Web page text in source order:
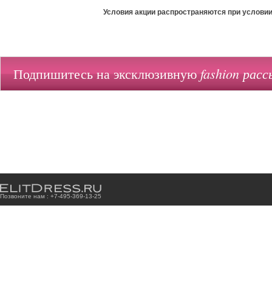
Условия акции распространяются при
Подпишитесь на эксклюзивнуюfashion
Позвоните нам : +7-495-369-13-25